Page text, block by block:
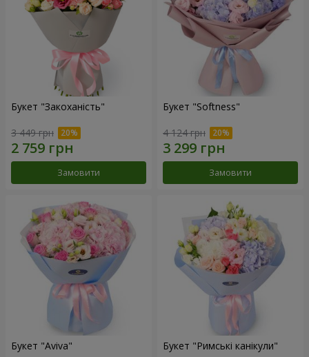
Букет "Закоханість"
3 449 грн
Замовити
Букет "Softness"
4 124 грн
Замовити
Букет "Aviva" Букет "Римські канікули"